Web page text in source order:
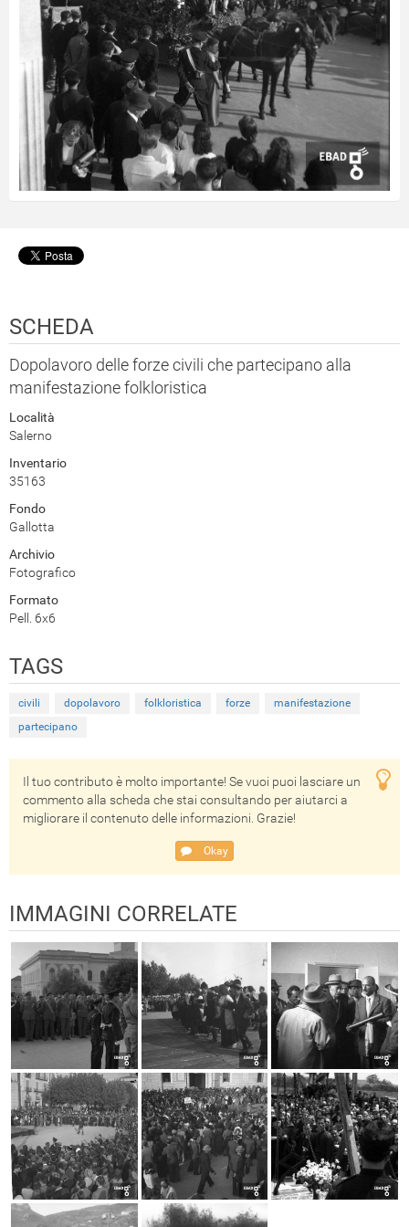
SCHEDA
Dopolavoro delle forze civili che partecipano alla
manifestazione folkloristica
Località
Salerno
Inventario
35163
Fondo
Gallotta
Archivio
Fotografico
Formato
Pell. 6x6
TAGS
civili dopolavoro folkloristica forze
manifestazione
partecipano
Il tuo contributo è molto importante! Se vuoi puoi lasciare un
commento alla scheda che stai consultando per aiutarci a
migliorare il contenuto delle informazioni. Grazie!
Okay
IMMAGINI CORRELATE